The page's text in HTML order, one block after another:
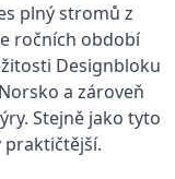
plný stromů z
ročních období
Designbloku
a zároveň
Stejně jako tyto
praktičtější.